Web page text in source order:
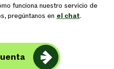
funciona nuestro servicio de
pregúntanos en el chat.